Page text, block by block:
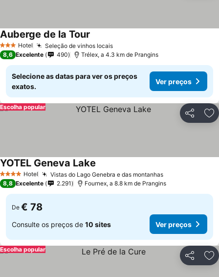
3 EstrelasHotel Seleção de vinhos locaisVer preços
Auberge de la Tour
8,6 Excelente 490 Trélex, a 4.3 km de Prangins
Selecione as datas para ver os preços
exatos.
Ver preços
Partilhar
Escolha popular
4 EstrelasHotel Vistas do Lago Genebra e das montanhasVer preços
YOTEL Geneva Lake
8,8 Excelente 2.291 Fournex, a 8.8 km de Prangins
De € 78
Consulte os preços de 10 sites Ver preços
Partilhar
Escolha popular